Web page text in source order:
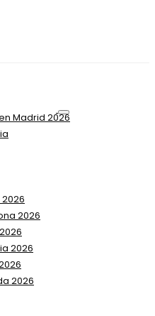
Madrid 2026
2026
2026
2026